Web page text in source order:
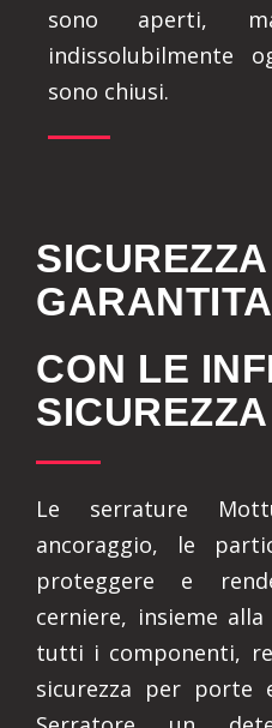
sono aperti,
indissolubilmente
sono chiusi.
SICUREZZA
GARANTITA
CON LE
SICUREZZA
Le serrature
ancoraggio, le
proteggere e
cerniere, insieme
tutti i componenti,
sicurezza per porte